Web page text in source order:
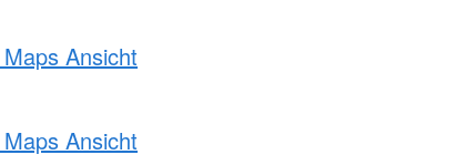
Ansicht
Ansicht